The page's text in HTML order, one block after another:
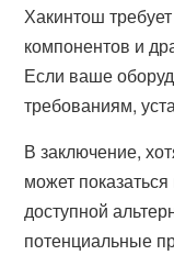
Хакинтош
компонентов и
Если ваше
требованиям,
В заключение,
может
доступной
потенциальные